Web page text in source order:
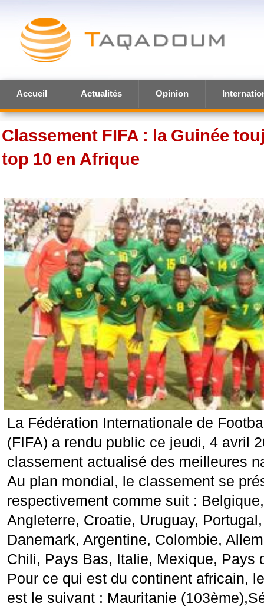
Accueil Actualités Opinion
Classement FIFA : la Guinée
top 10 en Afrique
La Fédération Internationale de
(FIFA) a rendu public ce jeudi, 4 avril
classement actualisé des meilleures
Au plan mondial, le classement se
respectivement comme suit :
Angleterre, Croatie, Uruguay,
Danemark, Argentine, Colombie,
Chili, Pays Bas, Italie, Mexique, Pays
Pour ce qui est du continent africain,
est le suivant : Mauritanie